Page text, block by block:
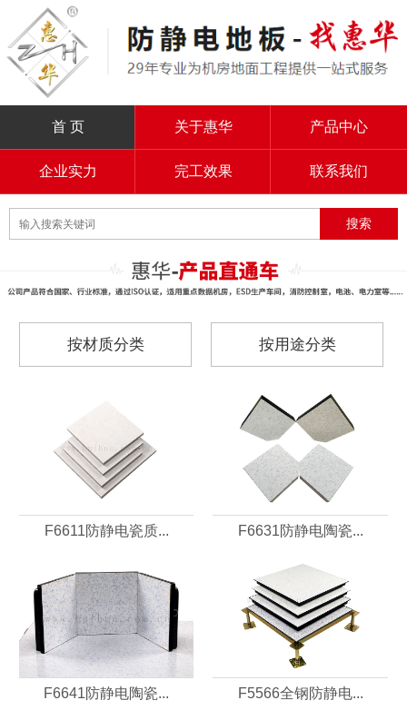
首 页 关于惠华 产品中心
企业实力 完工效果 联系我们
按材质分类 按用途分类
F6611防静电瓷质... F6631防静电陶瓷...
F6641防静电陶瓷... F5566全钢防静电...